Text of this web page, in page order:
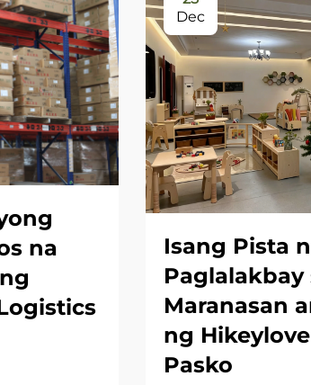
na
Dec
Isang Pista
Paglalakbay
Maranasan
ng
Pasko